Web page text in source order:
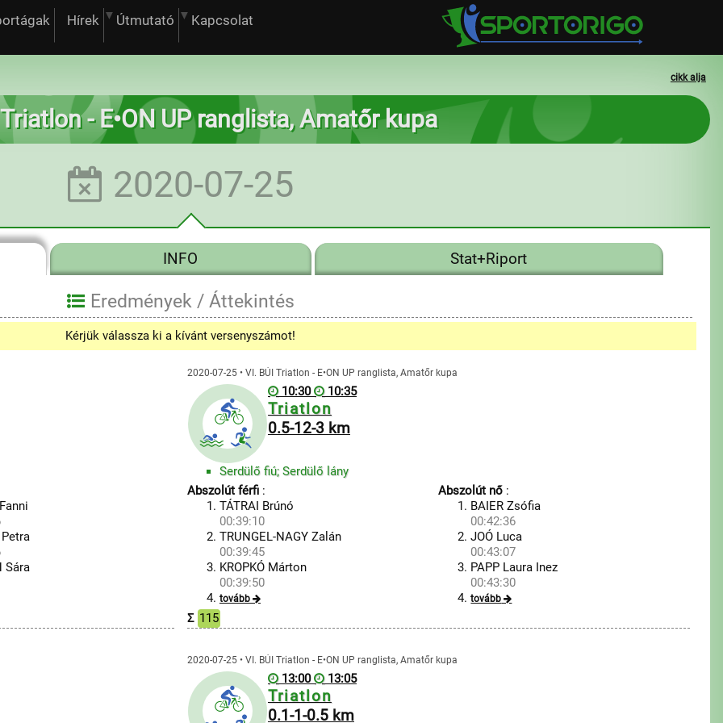
Hírek Útmutató Kapcsolat
cikk alja
- E•ON UP ranglista, Amatőr kupa
2020-07-25
INFO Stat+Riport
Eredmények / Áttekintés
Kérjük válassza ki a kívánt versenyszámot!
Sára
2020-07-25 • VI. BÚI Triatlon - E•ON UP ranglista, Amatőr kupa
10:30 10:35
Triatlon
0.5-12-3 km
Serdülő fiú; Serdülő lány
Abszolút férfi:
TÁTRAI Brúnó
00:39:10
TRUNGEL-NAGY Zalán
00:39:45
KROPKÓ Márton
00:39:50
tovább
Abszolút nő :
BAIER Zsófia
00:42:36
JOÓ Luca
00:43:07
PAPP Laura Inez
00:43:30
tovább
Σ 115
2020-07-25 • VI. BÚI Triatlon - E•ON UP ranglista, Amatőr kupa
13:00 13:05
Triatlon
0.1-1-0.5 km